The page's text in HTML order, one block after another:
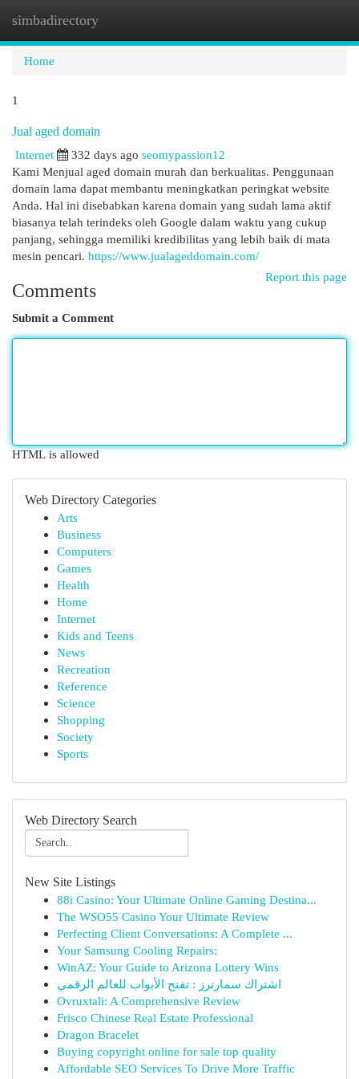
simbadirectory
Home
1
Jual aged domain
Internet
332 days ago seomypassion12
Kami Menjual aged domain murah dan berkualitas. Penggunaan
domain lama dapat membantu meningkatkan peringkat website
Anda. Hal ini disebabkan karena domain yang sudah lama aktif
biasanya telah terindeks oleh Google dalam waktu yang cukup
panjang, sehingga memiliki kredibilitas yang lebih baik di mata
mesin pencari. https://www.jualageddomain.com/
Report this page
Comments
Submit a Comment
HTML is allowed
Web Directory Categories
Arts
Business
Computers
Games
Health
Home
Internet
Kids and Teens
News
Recreation
Reference
Science
Shopping
Society
Sports
Web Directory Search
New Site Listings
88i Casino: Your Ultimate Online Gaming Destina...
The WSO55 Casino Your Ultimate Review
Perfecting Client Conversations: A Complete ...
Your Samsung Cooling Repairs:
WinAZ: Your Guide to Arizona Lottery Wins
اشتراك سمارترز : تفتح الأبواب للعالم الرقمي
Ovruxtali: A Comprehensive Review
Frisco Chinese Real Estate Professional
Dragon Bracelet
Buying copyright online for sale top quality
Affordable SEO Services To Drive More Traffic